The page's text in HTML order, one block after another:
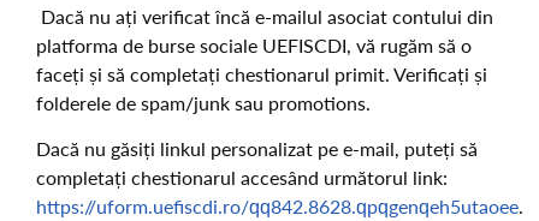
Dacă nu ați verificat încă e-mailul asociat contului din
platforma de burse sociale UEFISCDI, vă rugăm să o
faceți și să completați chestionarul primit. Verificați și
folderele de spam/junk sau promotions.
Dacă nu găsiți linkul personalizat pe e-mail, puteți să
completați chestionarul accesând următorul link:
https://uform.uefiscdi.ro/qq842.8628.qpqgenqeh5utaoee.